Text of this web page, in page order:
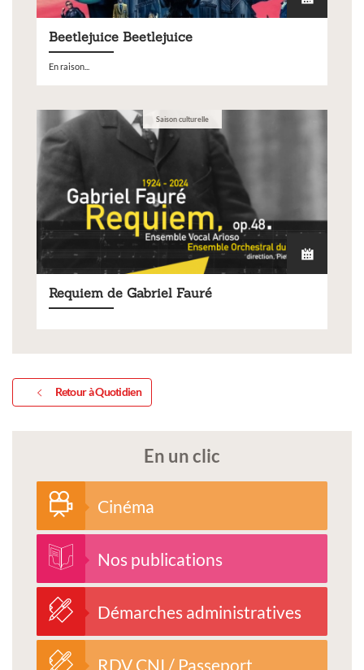
Beetlejuice Beetlejuice
En raison...
Saison culturelle
Requiem de Gabriel Fauré
Retour à Quotidien
En un clic
Cinéma
Nos publications
Démarches administratives
RDV CNI / Passeport